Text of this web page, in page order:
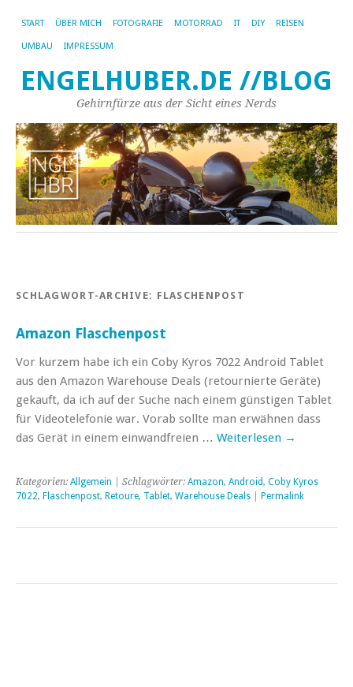
START ÜBER MICH FOTOGRAFIE MOTORRAD IT DIY REISEN
UMBAU IMPRESSUM
ENGELHUBER.DE //BLOG
Gehirnfürze aus der Sicht eines Nerds
SCHLAGWORT-ARCHIVE: FLASCHENPOST
Amazon Flaschenpost
Vor kurzem habe ich ein Coby Kyros 7022 Android Tablet
aus den Amazon Warehouse Deals (retournierte Geräte)
gekauft, da ich auf der Suche nach einem günstigen Tablet
für Videotelefonie war. Vorab sollte man erwähnen dass
das Gerät in einem einwandfreien … Weiterlesen →
Kategorien: Allgemein | Schlagwörter: Amazon, Android, Coby Kyros
7022, Flaschenpost, Retoure, Tablet, Warehouse Deals Permalink